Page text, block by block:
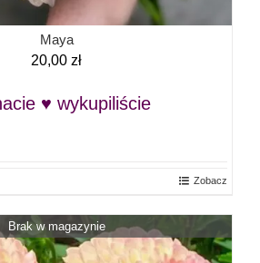
Maya
20,00 zł
♥ wykupiliście
Zobacz
Brak w magazynie